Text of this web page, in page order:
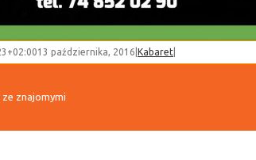
13 października, 2016 Kabaret
znajomymi